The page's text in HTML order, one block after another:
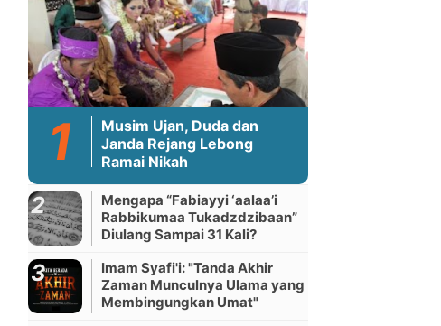
Musim Ujan, Duda dan
Janda Rejang Lebong
Ramai Nikah
Mengapa “Fabiayyi ‘aalaa’i
Rabbikumaa Tukadzdzibaan”
Diulang Sampai 31 Kali?
Imam Syafi'i: "Tanda Akhir
Zaman Munculnya Ulama yang
Membingungkan Umat"